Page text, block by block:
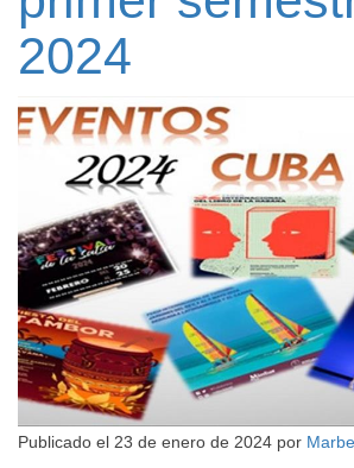
2024
Publicado el 23 de enero de 2024 por